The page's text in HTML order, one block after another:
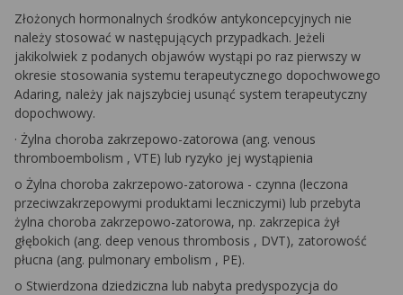
Złożonych hormonalnych środków antykoncepcyjnych nie
należy stosować w następujących przypadkach. Jeżeli
jakikolwiek z podanych objawów wystąpi po raz pierwszy w
okresie stosowania systemu terapeutycznego dopochwowego
Adaring, należy jak najszybciej usunąć system terapeutyczny
dopochwowy.
· Żylna choroba zakrzepowo-zatorowa (ang. venous
thromboembolism , VTE) lub ryzyko jej wystąpienia
o Żylna choroba zakrzepowo-zatorowa - czynna (leczona
przeciwzakrzepowymi produktami leczniczymi) lub przebyta
żylna choroba zakrzepowo-zatorowa, np. zakrzepica żył
głębokich (ang. deep venous thrombosis , DVT), zatorowość
płucna (ang. pulmonary embolism , PE).
o Stwierdzona dziedziczna lub nabyta predyspozycja do